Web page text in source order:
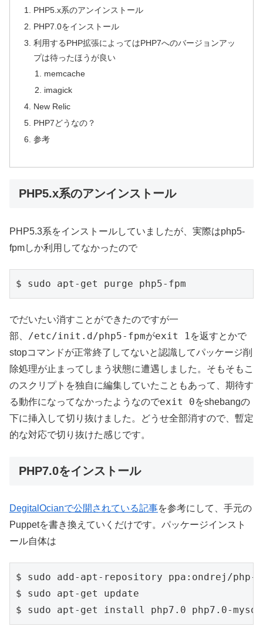
PHP5.x系のアンインストール
PHP7.0をインストール
利用するPHP拡張によってはPHP7へのバージョンアッ
プは待ったほうが良い
memcache
imagick
New Relic
PHP7どうなの？
参考
PHP5.x系のアンインストール
PHP5.3系をインストールしていましたが、実際はphp5-
fpmしか利用してなかったので
でだいたい消すことができたのですが一
部、 /etc/init.d/php5-fpmがexit 1を返すとかで
stopコマンドが正常終了してないと認識してパッケージ削
除処理が止まってしまう状態に遭遇しました。そもそもこ
のスクリプトを独自に編集していたこともあって、期待す
る動作になってなかったようなのでexit 0をshebangの
下に挿入して切り抜けました。どうせ全部消すので、暫定
的な対応で切り抜けた感じです。
PHP7.0をインストール
DegitalOcianで公開されている記事を参考にして、手元の
Puppetを書き換えていくだけです。パッケージインスト
ール自体は
$ sudo add-apt-repository ppa:ondrej/php-
$ sudo apt-get update